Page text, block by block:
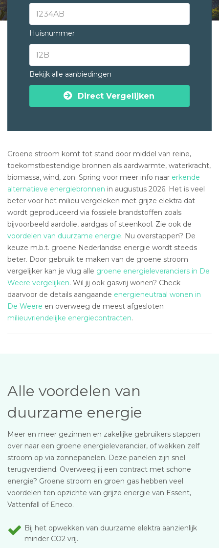
Huisnummer
Bekijk alle aanbiedingen
Direct Vergelijken
Groene stroom komt tot stand door middel van reine,
toekomstbestendige bronnen als aardwarmte, waterkracht,
biomassa, wind, zon. Spring voor meer info naar erkende
alternatieve energiebronnen in augustus 2026. Het is veel
beter voor het milieu vergeleken met grijze elektra dat
wordt geproduceerd via fossiele brandstoffen zoals
bijvoorbeeld aardolie, aardgas of steenkool. Zie ook de
voordelen van duurzame energie. Nu overstappen? De
keuze m.b.t. groene Nederlandse energie wordt steeds
beter. Door gebruik te maken van de groene stroom
vergelijker kan je vlug alle groene energieleveranciers in De
Weere vergelijken. Wil jij ook gasvrij wonen? Check
daarvoor de details aangaande energieneutraal wonen in
De Weere en overweeg de meest afgesloten
milieuvriendelijke energiecontracten.
Alle voordelen van
duurzame energie
Meer en meer gezinnen en zakelijke gebruikers stappen
over naar een groene energieleverancier, of wekken zelf
stroom op via zonnepanelen. Deze panelen zijn snel
terugverdiend. Overweeg jij een contract met schone
energie? Groene stroom en groen gas hebben veel
voordelen ten opzichte van grijze energie van Essent,
Vattenfall of Eneco.
Bij het opwekken van duurzame elektra aanzienlijk
minder CO2 vrij.